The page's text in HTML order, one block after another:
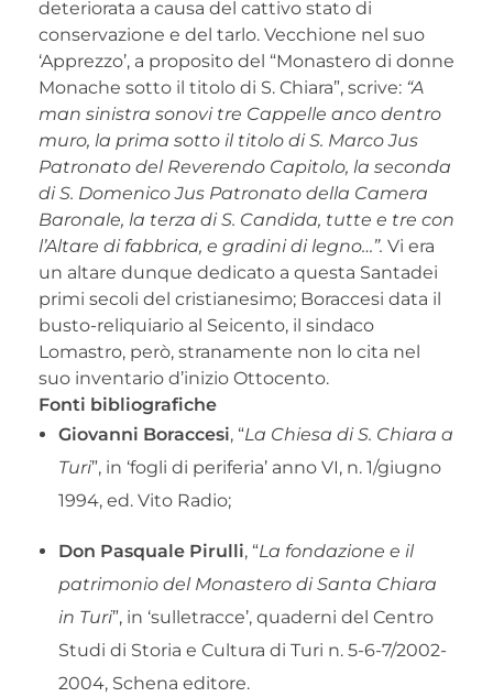
deteriorata a causa del cattivo stato di
conservazione e del tarlo. Vecchione nel suo
‘Apprezzo’, a proposito del “Monastero di donne
Monache sotto il titolo di S. Chiara”, scrive: “A
man sinistra sonovi tre Cappelle anco dentro
muro, la prima sotto il titolo di S. Marco Jus
Patronato del Reverendo Capitolo, la seconda
di S. Domenico Jus Patronato della Camera
Baronale, la terza di S. Candida, tutte e tre con
l’Altare di fabbrica, e gradini di legno…”. Vi era
un altare dunque dedicato a questa Santadei
primi secoli del cristianesimo; Boraccesi data il
busto-reliquiario al Seicento, il sindaco
Lomastro, però, stranamente non lo cita nel
suo inventario d’inizio Ottocento.
Fonti bibliografiche
Giovanni Boraccesi, “La Chiesa di S. Chiara a
Turi”, in ‘fogli di periferia’ anno VI, n. 1/giugno
1994, ed. Vito Radio;
Don Pasquale Pirulli, “La fondazione e il
patrimonio del Monastero di Santa Chiara
in Turi”, in ‘sulletracce’, quaderni del Centro
Studi di Storia e Cultura di Turi n. 5-6-7/2002-
2004, Schena editore.